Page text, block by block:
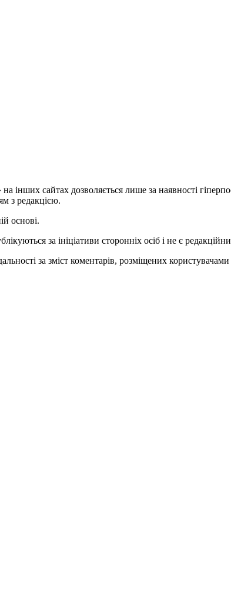
інших сайтах дозволяється лише за наявності
з редакцією.
основі.
за ініціативи сторонніх осіб і не є
за зміст коментарів, розміщених